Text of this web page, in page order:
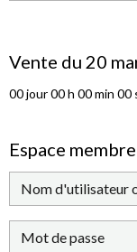
Vente du 20
00jour00h 00min 00
Espace membre